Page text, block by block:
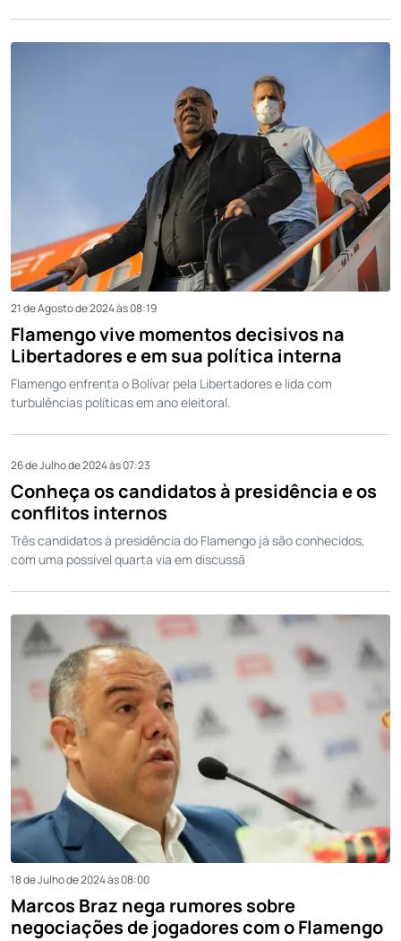
21 de Agosto de 2024 às 08:19
Flamengo vive momentos decisivos na
Libertadores e em sua política interna
Flamengo enfrenta o Bolívar pela Libertadores e lida com
turbulências políticas em ano eleitoral.
26 de Julho de 2024 às 07:23
Conheça os candidatos à presidência e os
conflitos internos
Três candidatos à presidência do Flamengo já são conhecidos,
com uma possível quarta via em discussã
18 de Julho de 2024 às 08:00
Marcos Braz nega rumores sobre
negociações de jogadores com o Flamengo